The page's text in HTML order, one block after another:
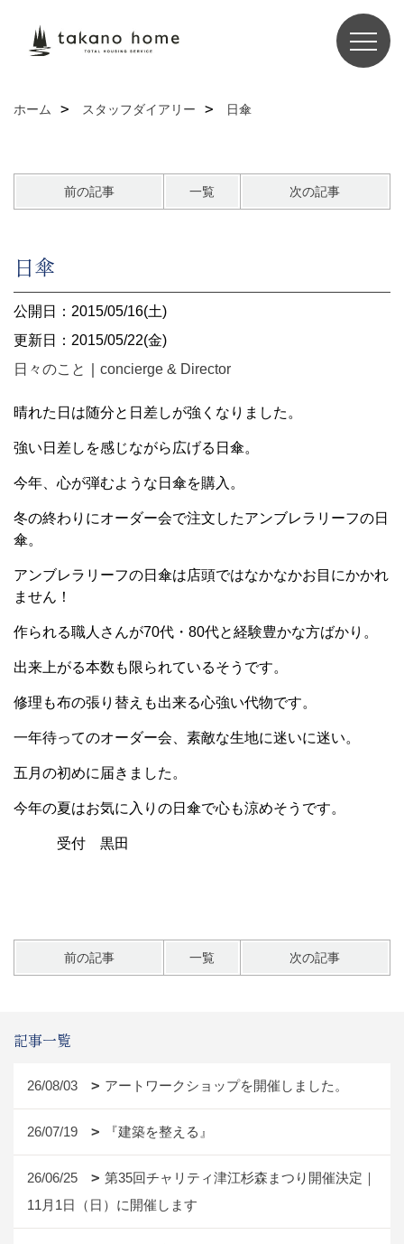
ホーム スタッフダイアリー 日傘
前の記事 一覧 次の記事
日傘
公開日：2015/05/16(土)
更新日：2015/05/22(金)
日々のこと
concierge & Director
晴れた日は随分と日差しが強くなりました。
強い日差しを感じながら広げる日傘。
今年、心が弾むような日傘を購入。
冬の終わりにオーダー会で注文したアンブレラリーフの日
傘。
アンブレラリーフの日傘は店頭ではなかなかお目にかかれ
ません！
作られる職人さんが70代・80代と経験豊かな方ばかり。
出来上がる本数も限られているそうです。
修理も布の張り替えも出来る心強い代物です。
一年待ってのオーダー会、素敵な生地に迷いに迷い。
五月の初めに届きました。
今年の夏はお気に入りの日傘で心も涼めそうです。
受付 黒田
前の記事 一覧 次の記事
記事一覧
26/08/03 アートワークショップを開催しました。
26/07/19 『建築を整える』
26/06/25
第35回チャリティ津江杉森まつり開催決定｜
11月1日（日）に開催します